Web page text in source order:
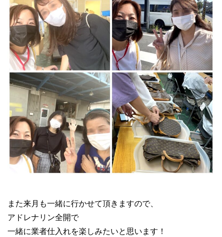
また来月も一緒に行かせて頂きますので、
アドレナリン全開で
一緒に業者仕入れを楽しみたいと思います！